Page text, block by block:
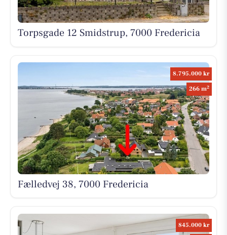
Torpsgade 12 Smidstrup, 7000 Fredericia
8.795.000 kr
266 m2
Fælledvej 38, 7000 Fredericia
845.000 kr